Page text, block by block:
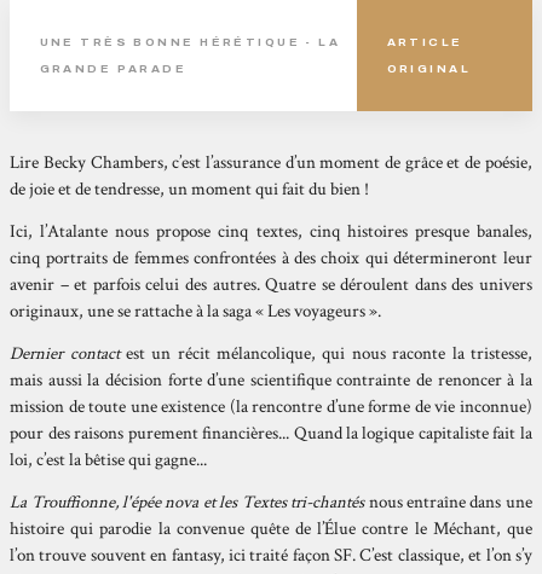
UNE TRÈS BONNE HÉRÉTIQUE - LA
GRANDE PARADE
ARTICLE
ORIGINAL
Lire Becky Chambers, c’est l’assurance d’un moment de grâce et de poésie,
de joie et de tendresse, un moment qui fait du bien !
Ici, l’Atalante nous propose cinq textes, cinq histoires presque banales,
cinq portraits de femmes confrontées à des choix qui détermineront leur
avenir – et parfois celui des autres. Quatre se déroulent dans des univers
originaux, une se rattache à la saga « Les voyageurs ».
Dernier contactest un récit mélancolique, qui nous raconte la tristesse,
mais aussi la décision forte d’une scientifique contrainte de renoncer à la
mission de toute une existence (la rencontre d’une forme de vie inconnue)
pour des raisons purement financières... Quand la logique capitaliste fait la
loi, c’est la bêtise qui gagne...
La Trouffionne, l'épée nova et les Textes tri-chantésnous entraîne dans une
histoire qui parodie la convenue quête de l’Élue contre le Méchant, que
l’on trouve souvent en fantasy, ici traité façon SF. C’est classique, et l’on s’y